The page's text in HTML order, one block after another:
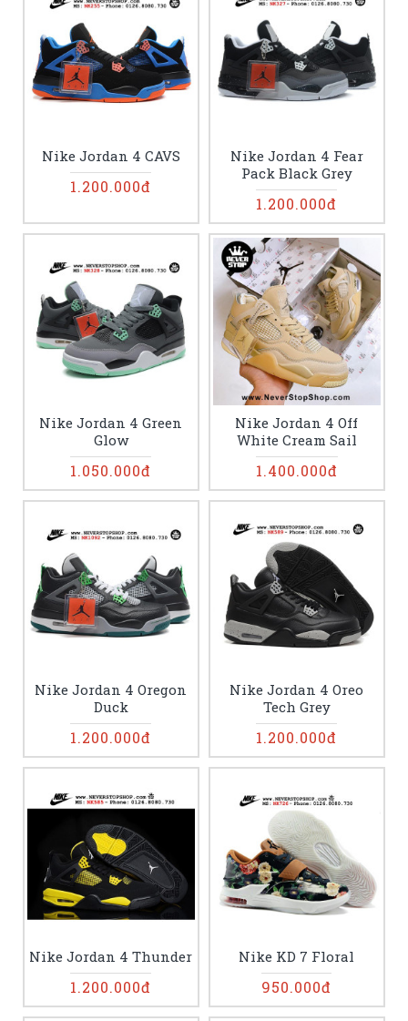
Nike Jordan 4 CAVS
1.200.000đ
Nike Jordan 4 Fear
Pack Black Grey
1.200.000đ
Nike Jordan 4 Green
Glow
1.050.000đ
Nike Jordan 4 Off
White Cream Sail
1.400.000đ
Nike Jordan 4 Oregon
Duck
1.200.000đ
Nike Jordan 4 Oreo
Tech Grey
1.200.000đ
Nike Jordan 4 Thunder
1.200.000đ
Nike KD 7 Floral
950.000đ